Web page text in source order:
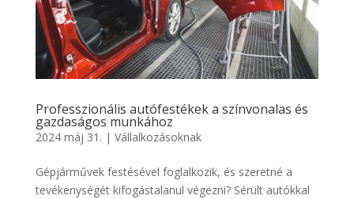
Professzionális autófestékek a színvonalas és
gazdaságos munkához
2024 máj 31. | Vállalkozásoknak
Gépjárművek festésével foglalkozik, és szeretné a
tevékenységét kifogástalanul végezni? Sérült autókkal